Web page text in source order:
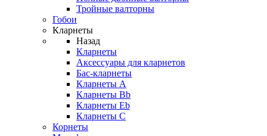
Тройные валторны
Гобои
Кларнеты
Назад
Кларнеты
Аксессуары для кларнетов
Бас-кларнеты
Кларнеты A
Кларнеты Bb
Кларнеты Eb
Кларнеты С
Корнеты